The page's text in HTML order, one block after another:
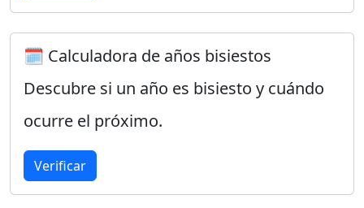
🗓️ Calculadora de años bisiestos
Descubre si un año es bisiesto y cuándo
ocurre el próximo.
Verificar